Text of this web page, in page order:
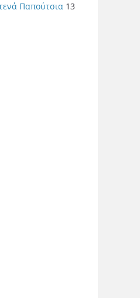
Παπούτσια 13